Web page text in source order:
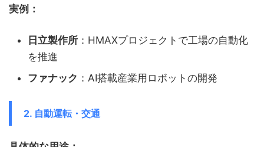
実例：
日立製作所 ：HMAXプロジェクトで工場の自動化
を推進
ファナック ：AI搭載産業用ロボットの開発
2. 自動運転・交通